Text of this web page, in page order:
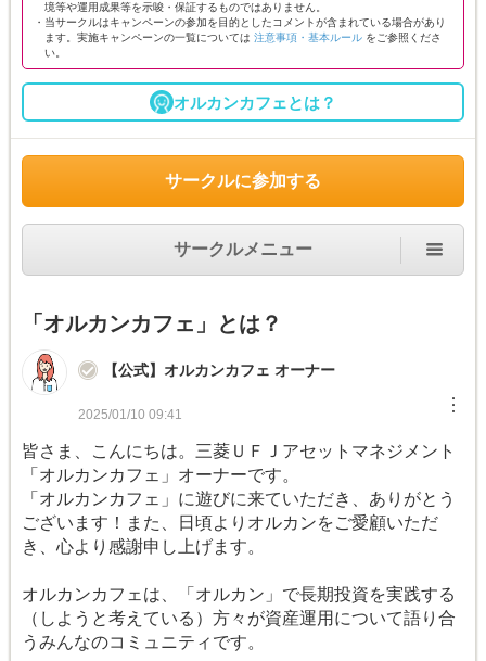
境等や運用成果等を示唆・保証するものではありません。
・当サークルはキャンペーンの参加を目的としたコメントが含まれている場合があり
ます。実施キャンペーンの一覧については 注意事項・基本ルール をご参照くださ
い。
オルカンカフェとは？
サークルに参加する
サークルメニュー
「オルカンカフェ」とは？
【公式】オルカンカフェ オーナー
2025/01/10 09:41 ︙
皆さま、こんにちは。三菱ＵＦＪアセットマネジメント
「オルカンカフェ」オーナーです。
「オルカンカフェ」に遊びに来ていただき、ありがとう
ございます！また、日頃よりオルカンをご愛顧いただ
き、心より感謝申し上げます。
オルカンカフェは、「オルカン」で長期投資を実践する
（しようと考えている）方々が資産運用について語り合
うみんなのコミュニティです。